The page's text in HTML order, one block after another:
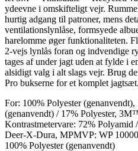
ydeevne i omskifteligt vejr.
hurtig adgang til patroner, mens
ventilationslynlåse, formsyede
harelomme øger funktionaliteten.
2-vejs lynlås foran og indvendige
tages af under jagt uden at fylde i
alsidigt valg i alt slags vejr. Brug
Pro bukserne for et komplet jagtsæt.
For: 100% Polyester
(genanvendt) / 17% Polyester,
Kontrastmetervare: 72% Polyamid
Deer-X-Dura, MPMVP: WP
100% Polyester (genanvendt)